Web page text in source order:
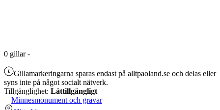
0 gillar-
Gillamarkeringarna sparas endast på alltpaoland.se och delas eller
syns inte på något socialt nätverk.
Tillgänglighet: Lättillgängligt
Minnesmonument och gravar